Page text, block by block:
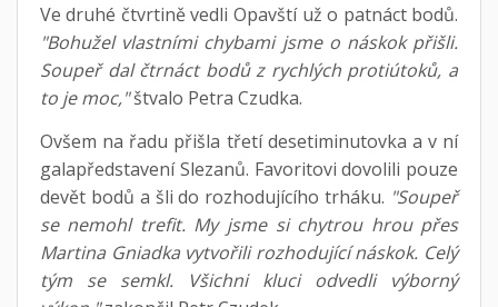
Ve druhé čtvrtině vedli Opavští už o patnáct bodů.
"Bohužel vlastními chybami jsme o náskok přišli.
Soupeř dal čtrnáct bodů z rychlých protiútoků, a
to je moc,"štvalo Petra Czudka.
Ovšem na řadu přišla třetí desetiminutovka a v ní
galapředstavení Slezanů. Favoritovi dovolili pouze
devět bodů a šli do rozhodujícího trháku. "Soupeř
se nemohl trefit. My jsme si chytrou hrou přes
Martina Gniadka vytvořili rozhodující náskok. Celý
tým se semkl. Všichni kluci odvedli výborný